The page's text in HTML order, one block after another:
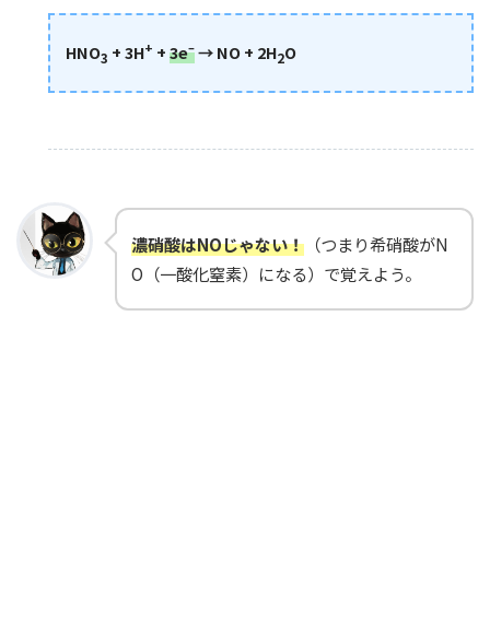
HNO3 + 3H+ +3e–→ NO+ 2H2O
濃硝酸はNOじゃない！ （つまり希硝酸がN
O（一酸化窒素）になる）で覚えよう。